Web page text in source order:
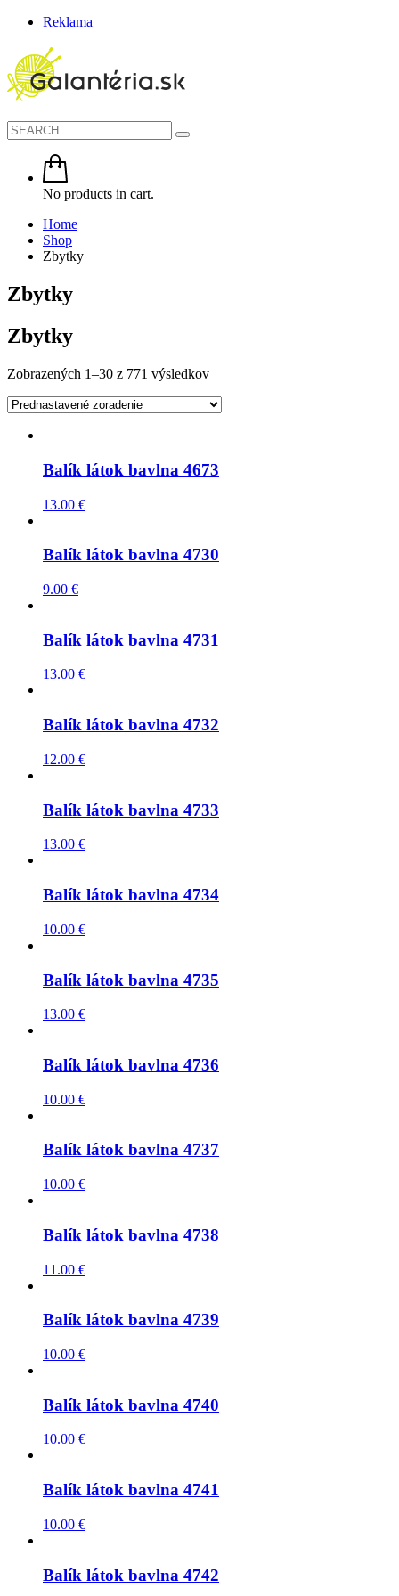
Reklama
No products in cart.
Home
Shop
Zbytky
Zbytky
Zbytky
Zobrazených 1–30 z 771 výsledkov
Balík látok bavlna 4673
13.00 €
Balík látok bavlna 4730
9.00 €
Balík látok bavlna 4731
13.00 €
Balík látok bavlna 4732
12.00 €
Balík látok bavlna 4733
13.00 €
Balík látok bavlna 4734
10.00 €
Balík látok bavlna 4735
13.00 €
Balík látok bavlna 4736
10.00 €
Balík látok bavlna 4737
10.00 €
Balík látok bavlna 4738
11.00 €
Balík látok bavlna 4739
10.00 €
Balík látok bavlna 4740
10.00 €
Balík látok bavlna 4741
10.00 €
Balík látok bavlna 4742